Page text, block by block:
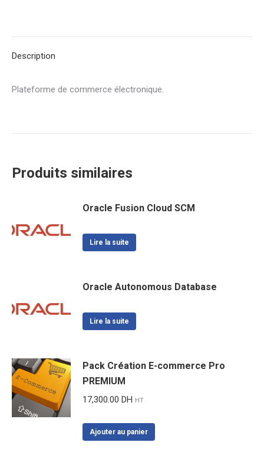
Description
Plateforme de commerce électronique.
Produits similaires
Oracle Fusion Cloud SCM
Lire la suite
Oracle Autonomous Database
Lire la suite
Pack Création E-commerce Pro
PREMIUM
17,300.00 DH HT
Ajouter au panier